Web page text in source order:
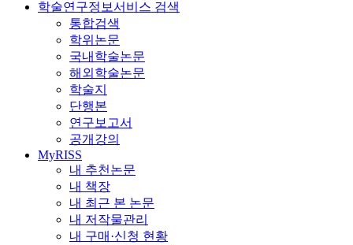
학술연구정보서비스 검색
통합검색
학위논문
국내학술논문
해외학술논문
학술지
단행본
연구보고서
공개강의
MyRISS
내 추천논문
내 책장
내 최근 본 논문
내 저작물관리
내 구매·신청 현황